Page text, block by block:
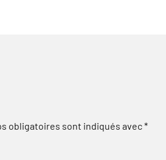
obligatoires sont indiqués avec*